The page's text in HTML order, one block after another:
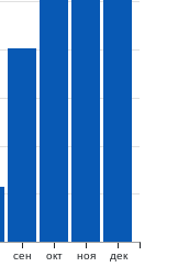
сен окт ноя дек